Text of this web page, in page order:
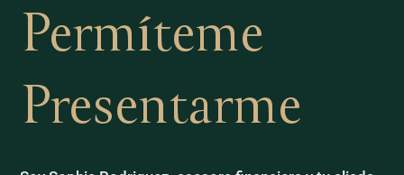
Permíteme
Presentarme